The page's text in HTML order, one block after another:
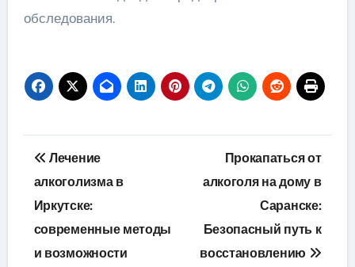
обследования.
Навигация
по
записям
Лечение
алкоголизма в
Иркутске:
современные методы
и возможности
Прокапаться от
алкоголя на дому в
Саранске:
Безопасный путь к
восстановлению